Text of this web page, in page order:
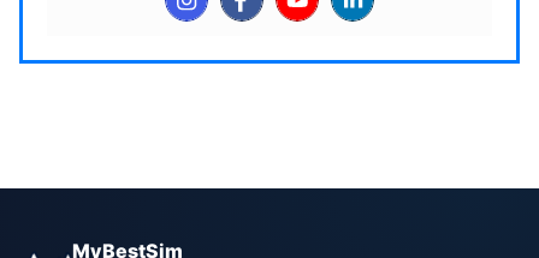
MyBestSim